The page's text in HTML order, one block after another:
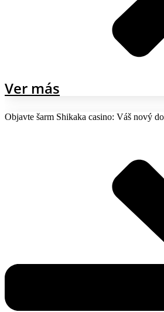
Ver más
Objavte šarm Shikaka casino: Váš nový